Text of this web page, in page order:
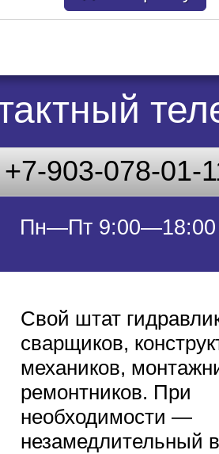
+7-903-078-01-
Пн—Пт 9:00—18:00
Свой штат
сварщиков,
механиков,
ремонтников. При
необходимости —
незамедлительный